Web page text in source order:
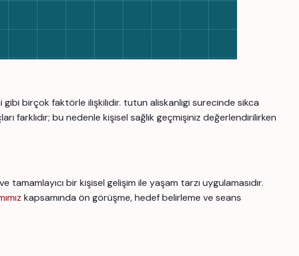
gibi birçok faktörle ilişkilidir. tutun aliskanligi surecinde sikca
farklıdır; bu nedenle kişisel sağlık geçmişiniz değerlendirilirken
bir kişisel gelişim ile yaşam tarzı uygulamasıdır.
kapsamında ön görüşme, hedef belirleme ve seans